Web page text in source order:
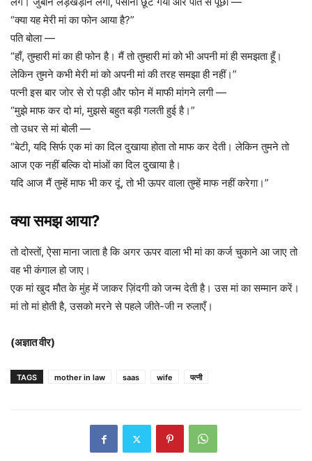
“क्या यह मेरी मां का फोन आया है?”
पति बोला —
“हाँ, तुम्हारी मां का ही फोन है। मैं तो तुम्हारी मां को भी अपनी मां ही समझता हूँ।
लेकिन तुमने कभी मेरी मां को अपनी मां की तरह समझा ही नहीं।”
पत्नी इस बार जोर से रो पड़ी और फोन में माफी मांगने लगी —
“मुझे माफ कर दो मां, मुझसे बहुत बड़ी गलती हुई है।”
तो उधर से मां बोली —
“बेटी, यदि सिर्फ एक मां का दिल दुखाया होता तो माफ कर देती। लेकिन तुमने तो
आज एक नहीं बल्कि दो मांओं का दिल दुखाया है।
यदि आज मैं तुम्हें माफ भी कर दूं, तो भी ऊपर वाला तुम्हें माफ नहीं करेगा।”
क्या समझ आया?
तो दोस्तों, ऐसा माना जाता है कि अगर ऊपर वाला भी मां का कर्ज चुकाने आ जाए तो
वह भी कंगाल हो जाए।
एक मां खुद मौत के मुंह में जाकर ज़िंदगी को जन्म देती है। उस मां का सम्मान करें।
मां तो मां होती है, उसको मरने से पहले जीते-जी न रुलाएँ।
(अज्ञात वीर)
TAGS mother in law saas wife पत्नी